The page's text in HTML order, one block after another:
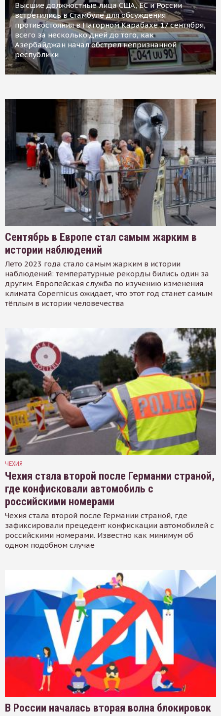
Высшие должностные лица США, ЕС и России
встретились в Стамбуле для обсуждения
противостояния в Нагорном Карабахе 17 сентября,
всего за несколько дней до того, как
Азербайджан начал обстрел непризнанной
республики
Сентябрь в Европе стал самым жарким в
истории наблюдений
Лето 2023 года стало самым жарким в истории
наблюдений: температурные рекорды бились один за
другим. Европейская служба по изучению изменения
климата Copernicus ожидает, что этот год станет самым
тёплым в истории человечества
ЧЕХИЯ
Чехия стала второй после Германии страной,
где конфисковали автомобиль с
российскими номерами
Чехия стала второй после Германии страной, где
зафиксировали прецедент конфискации автомобилей с
российскими номерами. Известно как минимум об
одном подобном случае
В России началась вторая волна блокировок